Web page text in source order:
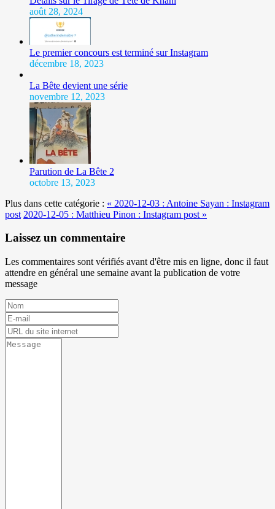
août 28, 2024
Le premier concours est terminé sur Instagram
décembre 18, 2023
La Bête devient une série
novembre 12, 2023
Parution de La Bête 2
octobre 13, 2023
Plus dans cette catégorie : « 2020-12-03 : Antoine Sayan : Instagram
post 2020-12-05 : Matthieu Pinon : Instagram post »
Laissez un commentaire
Les commentaires sont vérifiés avant d'être mis en ligne, donc il faut
attendre en général une semaine avant la publication de votre
message